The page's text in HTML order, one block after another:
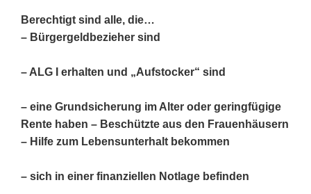
Berechtigt sind alle, die…
– Bürgergeldbezieher sind
– ALG I erhalten und „Aufstocker“ sind
– eine Grundsicherung im Alter oder geringfügige
Rente haben – Beschützte aus den Frauenhäusern
– Hilfe zum Lebensunterhalt bekommen
– sich in einer finanziellen Notlage befinden